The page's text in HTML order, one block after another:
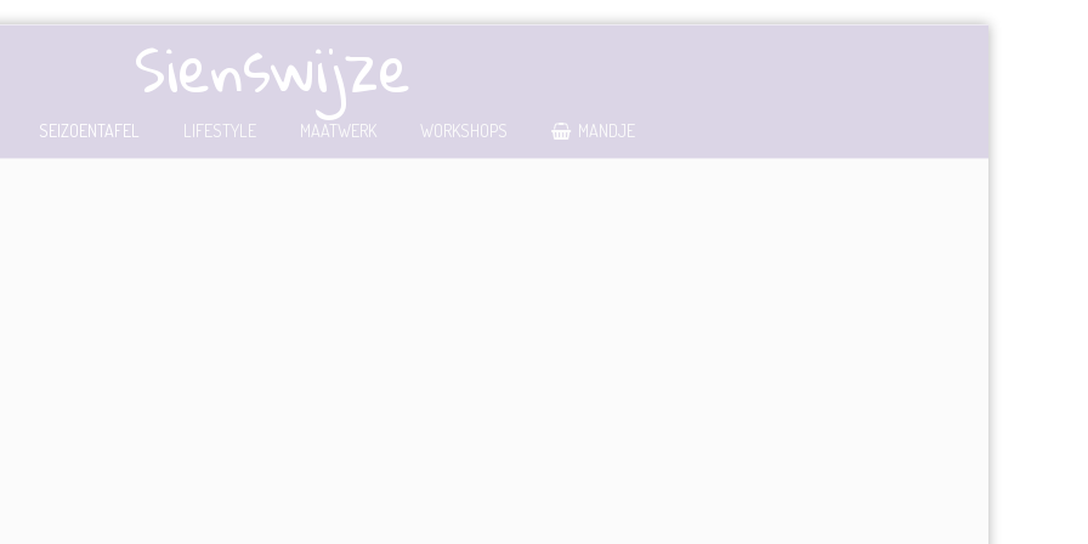
Sienswijze
SEIZOENTAFEL LIFESTYLE MAATWERK WORKSHOPS MANDJE